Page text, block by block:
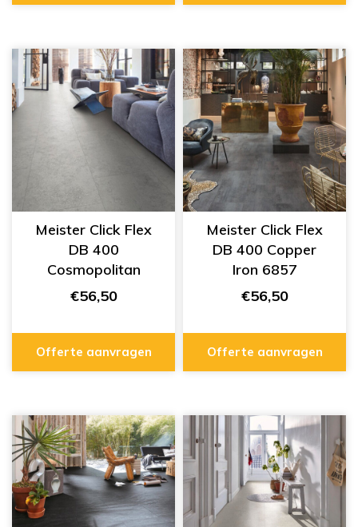
Meister Click Flex
DB 400
Cosmopolitan
Stone 7320
€56,50
Offerte aanvragen
Meister Click Flex
DB 400 Copper
Iron 6857
€56,50
Offerte aanvragen